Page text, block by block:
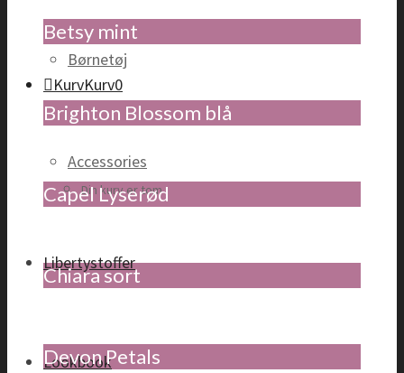
Børnetøj
Accessories
Libertystoffer
Lookbook
KurvKurv0
Din kurv er tom
Betsy mint
Brighton Blossom blå
Capel Lyserød
Chiara sort
Devon Petals